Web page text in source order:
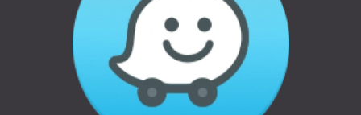
Banka: Swedbank AS
Swift kods: HABALV22
LV27HABA0551036212832